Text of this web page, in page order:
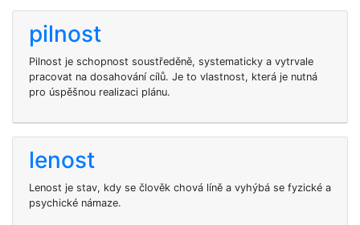
pilnost
Pilnost je schopnost soustředěně, systematicky a vytrvale
pracovat na dosahování cílů. Je to vlastnost, která je nutná
pro úspěšnou realizaci plánu.
lenost
Lenost je stav, kdy se člověk chová líně a vyhýbá se fyzické a
psychické námaze.